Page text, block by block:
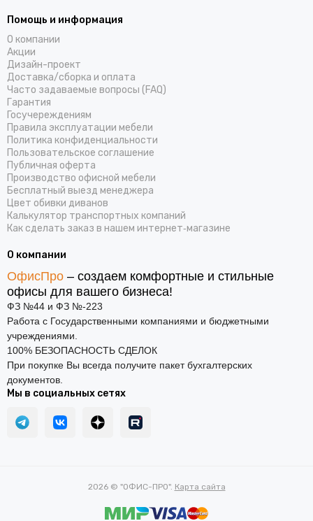
Помощь и информация
О компании
Акции
Дизайн-проект
Доставка/cборка и оплата
Часто задаваемые вопросы (FAQ)
Гарантия
Госучереждениям
Правила эксплуатации мебели
Политика конфиденциальности
Пользовательское соглашение
Публичная оферта
Производство офисной мебели
Бесплатный выезд менеджера
Цвет обивки диванов
Калькулятор транспортных компаний
Как сделать заказ в нашем интернет‑магазине
О компании
ОфисПро – создаем комфортные и стильные
офисы для вашего бизнеса!
ФЗ №44 и ФЗ №-223
Работа с Государственными компаниями и бюджетными
учреждениями.
100% БЕЗОПАСНОСТЬ СДЕЛОК
При покупке Вы всегда получите пакет бухгалтерских
документов.
Мы в социальных сетях
2026 © "ОФИС-ПРО". Карта сайта